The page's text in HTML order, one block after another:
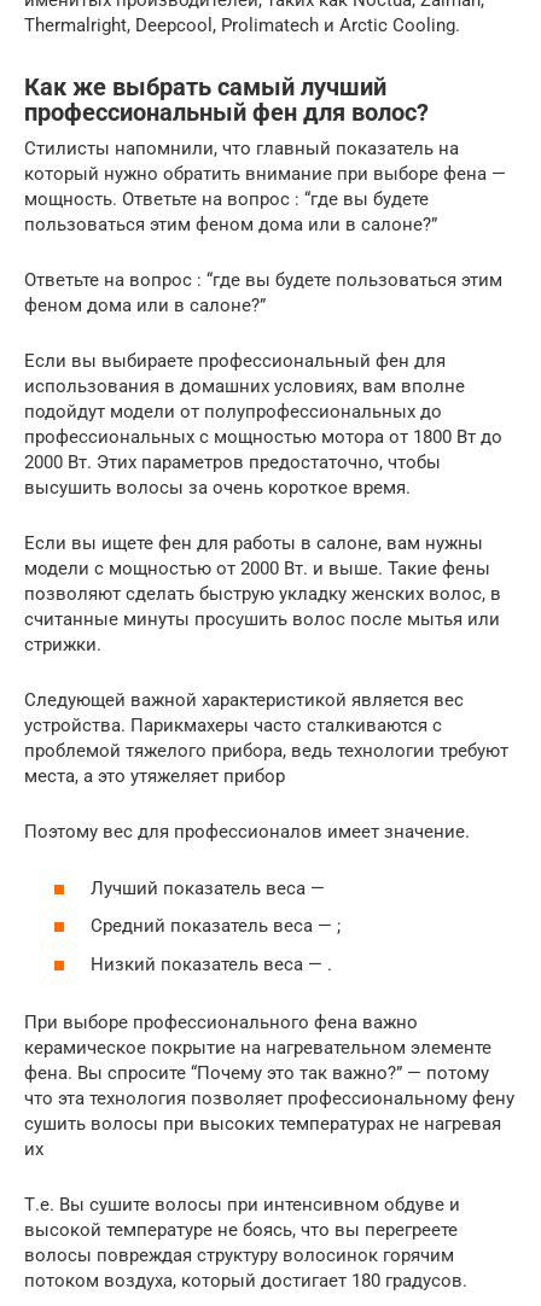
Thermalright, Deepcool, Prolimatech и Arctic Cooling.
Как же выбрать самый лучший
профессиональный фен для волос?
Стилисты напомнили, что главный показатель на
который нужно обратить внимание при выборе фена —
мощность. Ответьте на вопрос : “где вы будете
пользоваться этим феном дома или в салоне?”
Ответьте на вопрос : “где вы будете пользоваться этим
феном дома или в салоне?”
Если вы выбираете профессиональный фен для
использования в домашних условиях, вам вполне
подойдут модели от полупрофессиональных до
профессиональных с мощностью мотора от 1800 Вт до
2000 Вт. Этих параметров предостаточно, чтобы
высушить волосы за очень короткое время.
Если вы ищете фен для работы в салоне, вам нужны
модели с мощностью от 2000 Вт. и выше. Такие фены
позволяют сделать быструю укладку женских волос, в
считанные минуты просушить волос после мытья или
стрижки.
Следующей важной характеристикой является вес
устройства. Парикмахеры часто сталкиваются с
проблемой тяжелого прибора, ведь технологии требуют
места, а это утяжеляет прибор
Поэтому вес для профессионалов имеет значение.
Лучший показатель веса —
Средний показатель веса — ;
Низкий показатель веса — .
При выборе профессионального фена важно
керамическое покрытие на нагревательном элементе
фена. Вы спросите “Почему это так важно?” — потому
что эта технология позволяет профессиональному фену
сушить волосы при высоких температурах не нагревая
их
Т.е. Вы сушите волосы при интенсивном обдуве и
высокой температуре не боясь, что вы перегреете
волосы повреждая структуру волосинок горячим
потоком воздуха, который достигает 180 градусов.